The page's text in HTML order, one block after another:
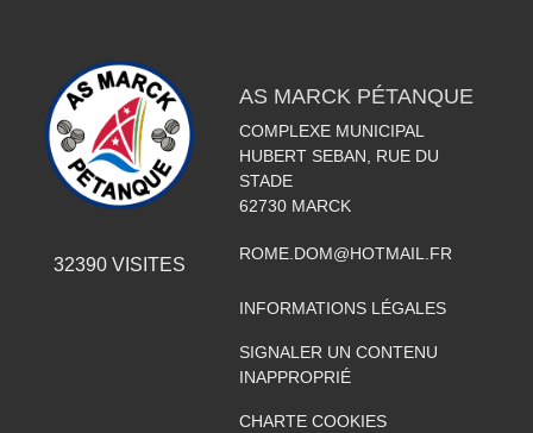
32390VISITES
AS MARCK PÉTANQUE
COMPLEXE MUNICIPAL
HUBERT SEBAN, RUE DU
STADE
62730 MARCK
ROME.DOM@HOTMAIL.FR
INFORMATIONS LÉGALES
SIGNALER UN CONTENU
INAPPROPRIÉ
CHARTE COOKIES